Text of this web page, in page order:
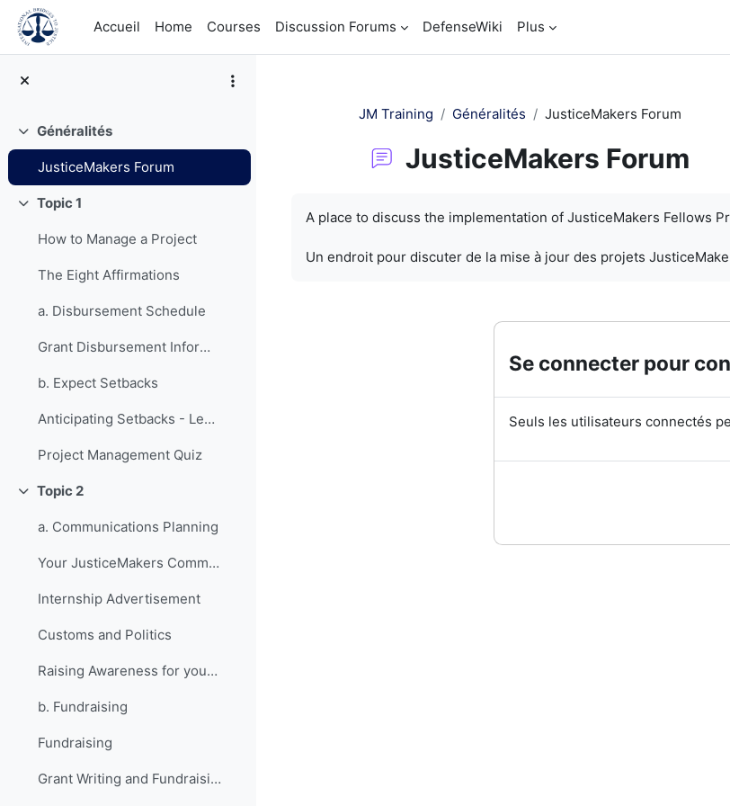
Passer au contenu principal
Accueil
Home Courses Discussion Forums DefenseWiki Plus
Replier
Généralités
JusticeMakers Forum
Replier
Topic 1
How to Manage a Project
The Eight Affirmations
a. Disbursement Schedule
Grant Disbursement Information
b. Expect Setbacks
Anticipating Setbacks - Lessons from Previous Fellows
Project Management Quiz
Replier
Topic 2
a. Communications Planning
Your JusticeMakers Communications Intern
Internship Advertisement
Customs and Politics
Raising Awareness for your Project - Lessons from Previous Fellows
b. Fundraising
Fundraising
Grant Writing and Fundraising Guide-sheet
JM Training Généralités JusticeMakers Forum
JusticeMakers Forum
A place to discuss the implementation of JusticeMakers Fellows
Un endroit pour discuter de la mise à jour des projets
Se connecter pour
Seuls les utilisateurs connectés